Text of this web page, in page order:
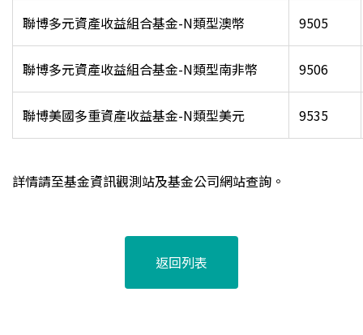
聯博多元資產收益組合基金-N類型澳幣 9505
聯博多元資產收益組合基金-N類型南非幣 9506
聯博美國多重資產收益基金-N類型美元 9535
詳情請至基金資訊觀測站及基金公司網站查詢。
返回列表